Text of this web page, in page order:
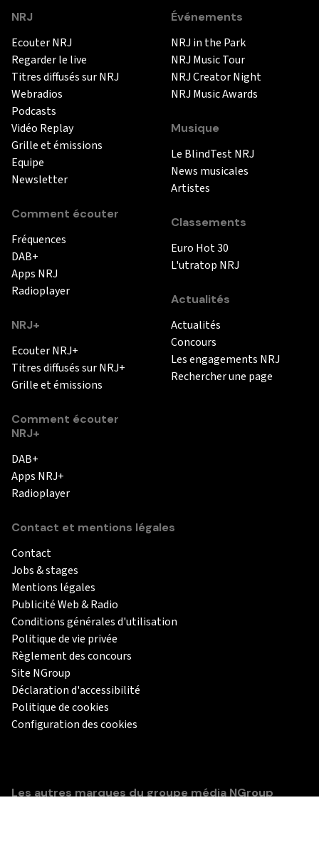
NRJ
Ecouter NRJ
Regarder le live
Titres diffusés sur NRJ
Webradios
Podcasts
Vidéo Replay
Grille et émissions
Equipe
Newsletter
Comment écouter
Fréquences
DAB+
Apps NRJ
Radioplayer
NRJ+
Ecouter NRJ+
Titres diffusés sur NRJ+
Grille et émissions
Comment écouter
NRJ+
DAB+
Apps NRJ+
Radioplayer
Événements
NRJ in the Park
NRJ Music Tour
NRJ Creator Night
NRJ Music Awards
Musique
Le BlindTest NRJ
News musicales
Artistes
Classements
Euro Hot 30
L'utratop NRJ
Actualités
Actualités
Concours
Les engagements NRJ
Rechercher une page
Contact et mentions légales
Contact
Jobs & stages
Mentions légales
Publicité Web & Radio
Conditions générales d'utilisation
Politique de vie privée
Règlement des concours
Site NGroup
Déclaration d'accessibilité
Politique de cookies
Configuration des cookies
Les autres marques du groupe média NGroup